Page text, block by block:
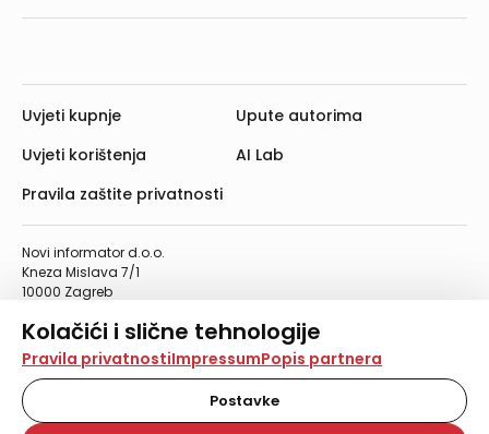
Kolačići i slične tehnologije
Na našoj web stranici koristimo kolačiće i slične
tehnologije za pohranu, čitanje i obradu informacija na
vašem uređaju. Time poboljšavamo korisničko iskustvo,
analiziramo promet na stranici te prikazujemo sadržaje i
Pravila privatnostiImpressumPopis partnera
Postavke
Novi informator d.o.o.
Kneza Mislava 7/1
10000 Zagreb
Telefaks: 01/4612-553
info@informator.hr
PRATITE NAS:
Uvjeti kupnje
Uvjeti korištenja
Pravila zaštite privatnosti
Upute autorima
AI Lab